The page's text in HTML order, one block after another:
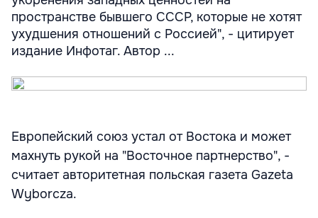
пространстве бывшего СССР, которые не хотят
ухудшения отношений с Россией", - цитирует
издание Инфотаг. Автор ...
Европейский союз устал от Востока и может
махнуть рукой на "Восточное партнерство", -
считает авторитетная польская газета Gazeta
Wyborcza.